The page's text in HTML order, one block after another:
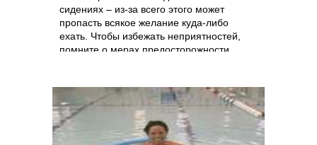
сидениях – из-за всего этого может
пропасть всякое желание куда-либо
ехать. Чтобы избежать неприятностей,
помните о мерах предосторожности.